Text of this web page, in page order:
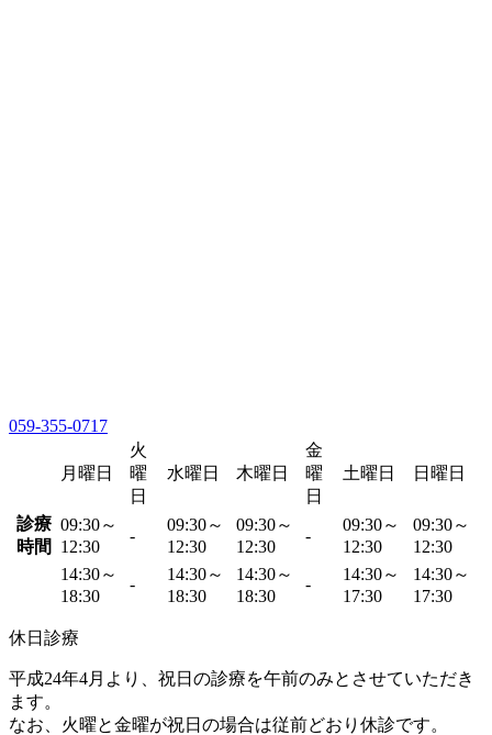
059-355-0717
月曜日
火
曜
日
水曜日 木曜日
金
曜
日
土曜日 日曜日
診療
時間
09:30～
12:30
-
09:30～
12:30
09:30～
12:30
-
09:30～
12:30
09:30～
12:30
14:30～
18:30
-
14:30～
18:30
14:30～
18:30
-
14:30～
17:30
14:30～
17:30
休日診療
平成24年4月より、祝日の診療を午前のみとさせていただき
ます。
なお、火曜と金曜が祝日の場合は従前どおり休診です。